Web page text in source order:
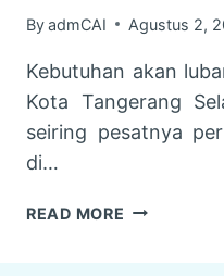
ByadmCAI Agustus 2,
Kebutuhan akan
Kota Tangerang
seiring pesatnya
di…
READ MORE JASA